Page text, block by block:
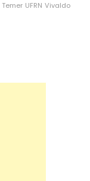
Temer UFRN Vivaldo